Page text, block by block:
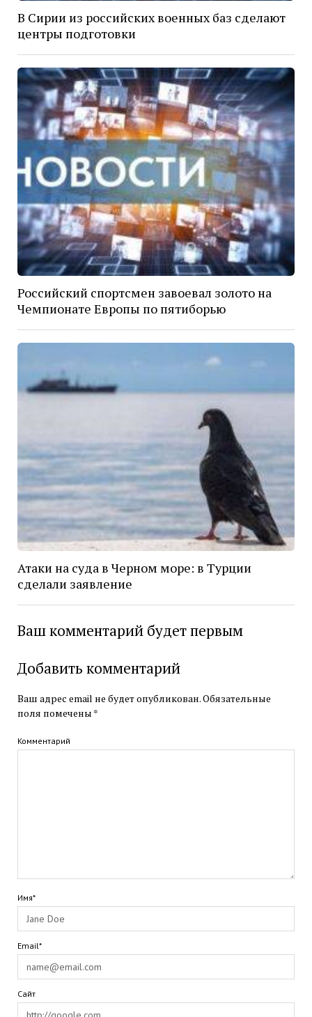
В Сирии из российских военных баз сделают
центры подготовки
Российский спортсмен завоевал золото на
Чемпионате Европы по пятиборью
Атаки на суда в Черном море: в Турции
сделали заявление
Ваш комментарий будет первым
Добавить комментарий
Ваш адрес email не будет опубликован.Обязательные
поля помечены *
Комментарий
Имя*
Email*
Сайт